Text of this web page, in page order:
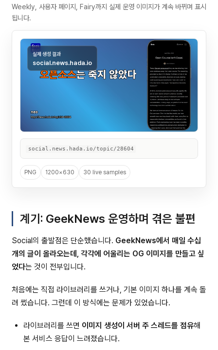
Weekly, 사용자 페이지, Fairy까지 실제 운영 이미지가 계속 바뀌며 표시
됩니다.
실제 생성 결과
social.news.hada.io
social.news.hada.io/topic/28604
PNG 1200×630 30 live samples
계기: GeekNews 운영하며 겪은 불편
Social의 출발점은 단순했습니다. GeekNews에서 매일 수십
개의 글이 올라오는데, 각각에 어울리는 OG 이미지를 만들고 싶
었다는 것이 전부입니다.
처음에는 직접 라이브러리를 쓰거나, 기본 이미지 하나를 계속 돌
려 썼습니다. 그런데 이 방식에는 문제가 있었습니다.
라이브러리를 쓰면 이미지 생성이 서버 주 스레드를 점유해
본 서비스 응답이 느려졌습니다.